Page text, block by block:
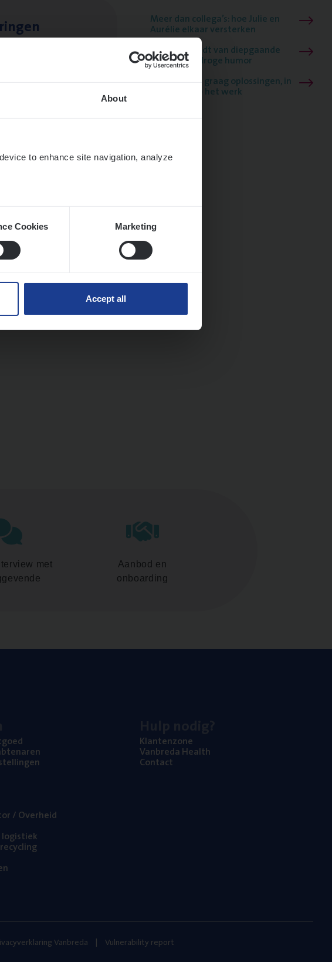
About
to enhance site navigation, analyze
Cookies Marketing
Accept all
Meer dan collega’s: hoe Julie en
Aurélie elkaar versterken
Mathias houdt van diepgaande
dossiers én droge humor
Thalia zoekt graag oplossingen, in
games én op het werk
met
Aanbod en
onboarding
/ Overheid
logistiek
recycling
Klan­ten­zo­ne
Van­b­re­da Health
Con­tact
Vanbreda Vulnerability report